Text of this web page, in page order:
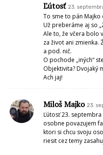
Ľútosť 23.
To sme to pán Majko
Už preberáme aj so
Ale to, že včera bolo
za život ani
a pod. nič.
O pochode „iných“
Objektivita? Dvojaký
Ach jaj!
Miloš Majko 23.
Ľútosť 23.
osobne povazujem
ktori si chcu svoju
riesit cez temy